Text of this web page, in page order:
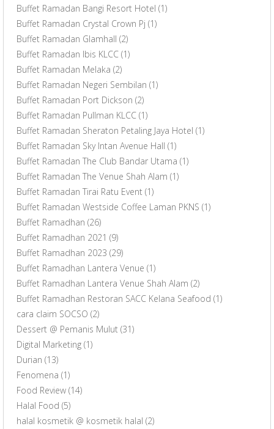
Buffet Ramadan Bangi Resort Hotel (1)
Buffet Ramadan Crystal Crown Pj (1)
Buffet Ramadan Glamhall (2)
Buffet Ramadan Ibis KLCC (1)
Buffet Ramadan Melaka (2)
Buffet Ramadan Negeri Sembilan (1)
Buffet Ramadan Port Dickson (2)
Buffet Ramadan Pullman KLCC (1)
Buffet Ramadan Sheraton Petaling Jaya Hotel (1)
Buffet Ramadan Sky Intan Avenue Hall (1)
Buffet Ramadan The Club Bandar Utama (1)
Buffet Ramadan The Venue Shah Alam (1)
Buffet Ramadan Tirai Ratu Event (1)
Buffet Ramadan Westside Coffee Laman PKNS (1)
Buffet Ramadhan (26)
Buffet Ramadhan 2021 (9)
Buffet Ramadhan 2023 (29)
Buffet Ramadhan Lantera Venue (1)
Buffet Ramadhan Lantera Venue Shah Alam (2)
Buffet Ramadhan Restoran SACC Kelana Seafood (1)
cara claim SOCSO (2)
Dessert @ Pemanis Mulut (31)
Digital Marketing (1)
Durian (13)
Fenomena (1)
Food Review (14)
Halal Food (5)
halal kosmetik @ kosmetik halal (2)